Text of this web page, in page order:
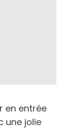
en entrée
une jolie